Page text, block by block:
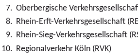
Oberbergische
Rhein-Erft-Verkehrsgesellschaft
Rhein-Sieg-Verkehrsgesellschaft
Regionalverkehr Köln (RVK)